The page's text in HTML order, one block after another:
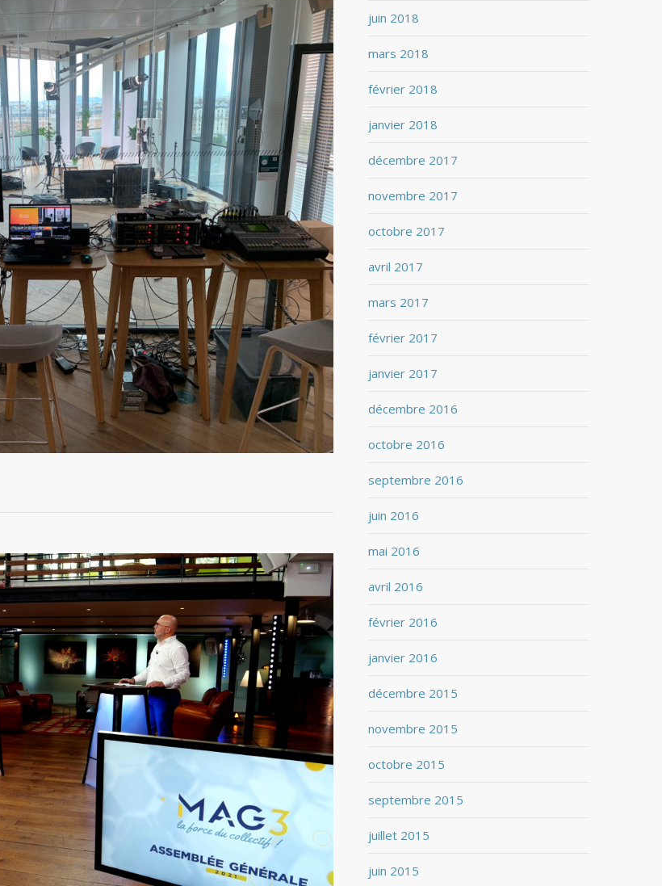
juin 2018
mars 2018
février 2018
janvier 2018
décembre 2017
novembre 2017
octobre 2017
avril 2017
mars 2017
février 2017
janvier 2017
décembre 2016
octobre 2016
septembre 2016
juin 2016
mai 2016
avril 2016
février 2016
janvier 2016
décembre 2015
novembre 2015
octobre 2015
septembre 2015
juillet 2015
juin 2015